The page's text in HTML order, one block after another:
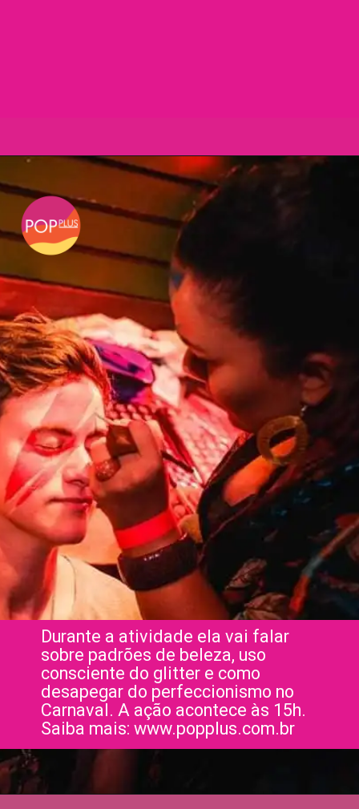
Durante a atividade ela vai falar
sobre padrões de beleza, uso
consciente do glitter e como
desapegar do perfeccionismo no
Carnaval. A ação acontece às 15h.
Saiba mais: www.popplus.com.br